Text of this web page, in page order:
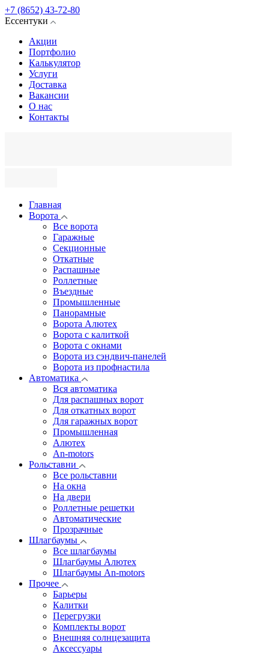
+7 (8652) 43-72-80
Ессентуки
Акции
Портфолио
Калькулятор
Услуги
Доставка
Вакансии
О нас
Контакты
Главная
Ворота
Все ворота
Гаражные
Секционные
Откатные
Распашные
Роллетные
Въездные
Промышленные
Панорамные
Ворота Алютех
Ворота с калиткой
Ворота c окнами
Ворота из сэндвич-панелей
Ворота из профнастила
Автоматика
Вся автоматика
Для распашных ворот
Для откатных ворот
Для гаражных ворот
Промышленная
Алютех
An-motors
Рольставни
Все рольставни
На окна
На двери
Роллетные решетки
Автоматические
Прозрачные
Шлагбаумы
Все шлагбаумы
Шлагбаумы Алютех
Шлагбаумы An-motors
Прочее
Барьеры
Калитки
Перегрузки
Комплекты ворот
Внешняя солнцезащита
Аксессуары